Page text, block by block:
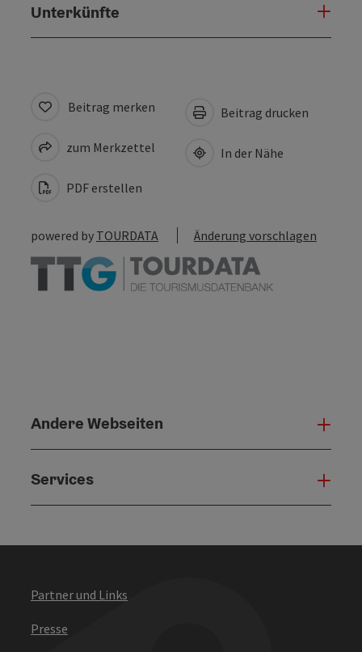
Unterkünfte
Beitrag merken
zum Merkzettel
PDF erstellen
Beitrag drucken
In der Nähe
powered by TOURDATA Änderung vorschlagen
Andere Webseiten
Services
Partner und Links
Presse